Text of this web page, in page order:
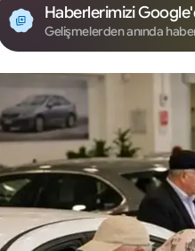
Haberlerimizi
Gelişmelerden anında